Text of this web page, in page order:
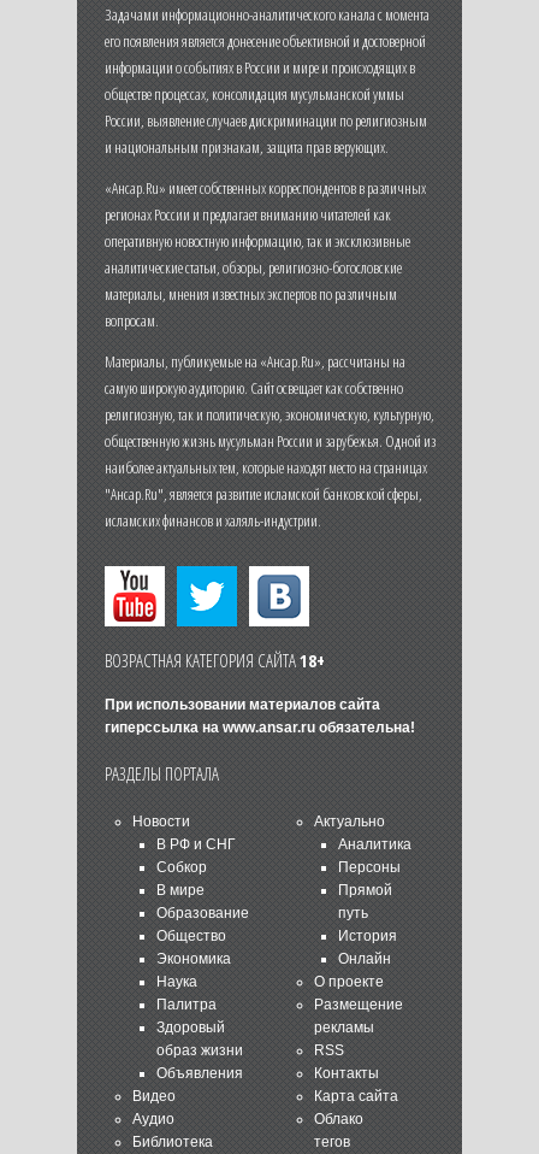
Задачами информационно-аналитического канала с момента
его появления является донесение объективной и достоверной
информации о событиях в России и мире и происходящих в
обществе процессах, консолидация мусульманской уммы
России, выявление случаев дискриминации по религиозным
и национальным признакам, защита прав верующих.
«Ансар.Ru» имеет собственных корреспондентов в различных
регионах России и предлагает вниманию читателей как
оперативную новостную информацию, так и эксклюзивные
аналитические статьи, обзоры, религиозно-богословские
материалы, мнения известных экспертов по различным
вопросам.
Материалы, публикуемые на «Ансар.Ru», рассчитаны на
самую широкую аудиторию. Сайт освещает как собственно
религиозную, так и политическую, экономическую, культурную,
общественную жизнь мусульман России и зарубежья. Одной из
наиболее актуальных тем, которые находят место на страницах
"Ансар.Ru", является развитие исламской банковской сферы,
исламских финансов и халяль-индустрии.
ВОЗРАСТНАЯ КАТЕГОРИЯ САЙТА18+
При использовании материалов сайта
гиперссылка на www.ansar.ruобязательна!
РАЗДЕЛЫ ПОРТАЛА
Новости
В РФ и СНГ
Собкор
В мире
Образование
Общество
Экономика
Наука
Палитра
Здоровый
образ жизни
Объявления
Видео
Аудио
Библиотека
Актуально
Аналитика
Персоны
Прямой
путь
История
Онлайн
О проекте
Размещение
рекламы
RSS
Контакты
Карта сайта
Облако
тегов